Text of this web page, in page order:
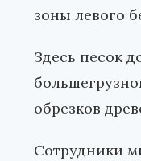
зоны левого
Здесь песок
обрезков
Сотрудники